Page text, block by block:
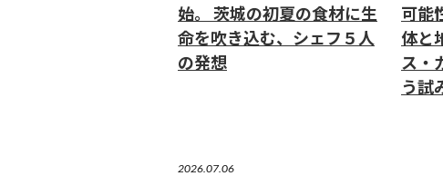
始。 茨城の初夏の食材に生
命を吹き込む、シェフ５人
の発想
2026.07.06
可能
体と
ス・
う試